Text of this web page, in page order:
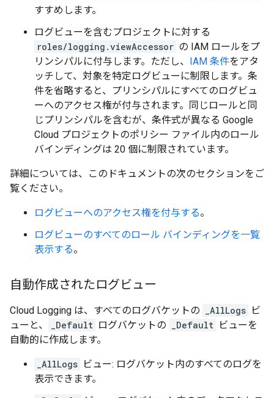
すすめします。
ログビューを含むプロジェクトに対する
roles/logging.viewAccessor の IAM ロールをプ
リンシパルに付与します。ただし、 IAM 条件をアタ
ッチして、対象を特定ログビューに制限します。条
件を省略すると、プリンシパルにすべてのログビュ
ーへのアクセス権が付与されます。同じロールと同
じプリンシパルを含むが、条件式が異なる Google
Cloud プロジェクトのポリシー ファイル内のロール
バインディングは 20 個に制限されています。
詳細については、このドキュメントの次のセクションをご
覧ください。
ログビューへのアクセス権を付与する。
ログビューのすべてのロール バインディングを一覧
表示する。
自動作成されたログビュー
Cloud Logging は、すべてのログバケットの _AllLogs ビ
ューと、
_Default ログバケットの _Default ビューを
自動的に作成します。
_AllLogs ビュー: ログバケット内のすべてのログを
表示できます。